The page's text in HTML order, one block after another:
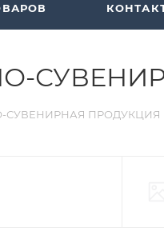
СУВЕНИРНАЯ ПРОДУКЦИЯ